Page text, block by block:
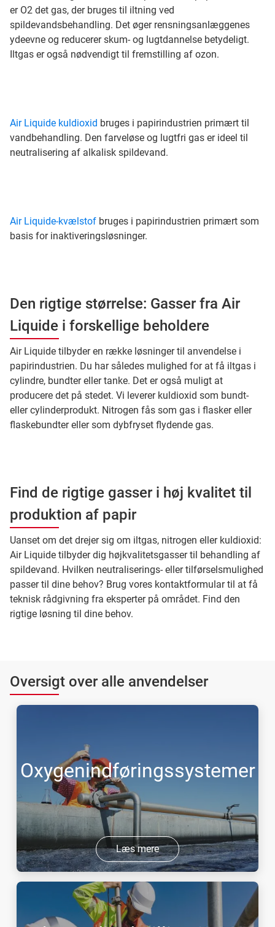
er O2 det gas, der bruges til iltning ved
spildevandsbehandling. Det øger rensningsanlæggenes
ydeevne og reducerer skum- og lugtdannelse betydeligt.
Iltgas er også nødvendigt til fremstilling af ozon.
Air Liquide kuldioxid bruges i papirindustrien primært til
vandbehandling. Den farveløse og lugtfri gas er ideel til
neutralisering af alkalisk spildevand.
Air Liquide-kvælstof bruges i papirindustrien primært som
basis for inaktiveringsløsninger.
Den rigtige størrelse: Gasser fra Air
Liquide i forskellige beholdere
Air Liquide tilbyder en række løsninger til anvendelse i
papirindustrien. Du har således mulighed for at få iltgas i
cylindre, bundter eller tanke. Det er også muligt at
producere det på stedet. Vi leverer kuldioxid som bundt-
eller cylinderprodukt. Nitrogen fås som gas i flasker eller
flaskebundter eller som dybfryset flydende gas.
Find de rigtige gasser i høj kvalitet til
produktion af papir
Uanset om det drejer sig om iltgas, nitrogen eller kuldioxid:
Air Liquide tilbyder dig højkvalitetsgasser til behandling af
spildevand. Hvilken neutraliserings- eller tilførselsmulighed
passer til dine behov? Brug vores kontaktformular til at få
teknisk rådgivning fra eksperter på området. Find den
rigtige løsning til dine behov.
Oversigt over alle anvendelser
Oxygenindføringssystemer
Læs mere